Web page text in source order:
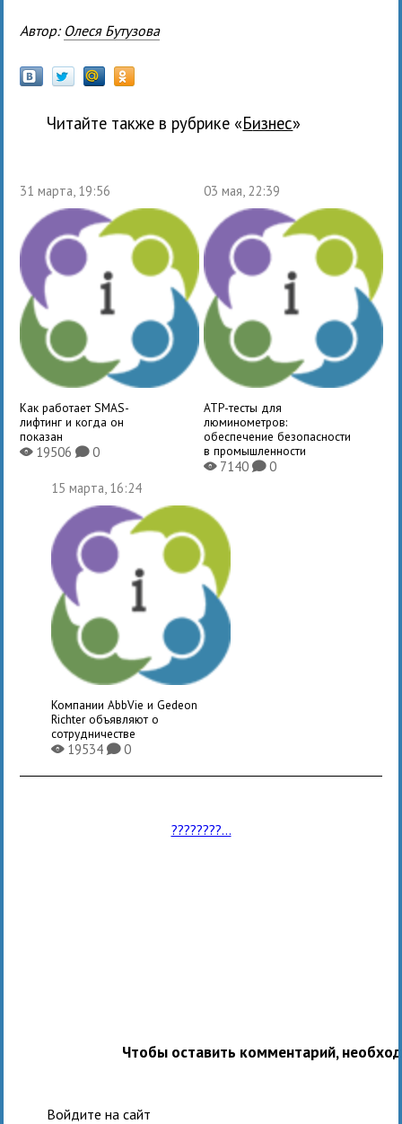
Автор: Олеся Бутузова
Читайте также в рубрике « бизнес»
31 марта, 19:56
Как работает SMAS-
лифтинг и когда он
показан
X19506K0
03 мая, 22:39
ATP-тесты для
люминометров:
обеспечение безопасности
в промышленности
X7140 K0
15 марта, 16:24
Компании AbbVie и Gedeon
Richter объявляют о
сотрудничестве
X19534K0
????????...
Чтобы оставить комментарий,
Войдите на сайт